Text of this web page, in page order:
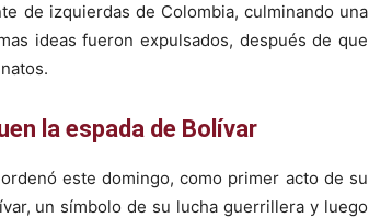
de izquierdas de Colombia, culminando una
ideas fueron expulsados, después de que
la espada de Bolívar
este domingo, como primer acto de su
un símbolo de su lucha guerrillera y luego